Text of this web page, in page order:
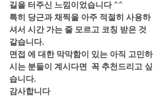
길을 터주신 느낌이었습니다 ^^
특히 당근과 채찍을 아주 적절히 사용하
셔서 시간 가는 줄 모르고 코칭 받은 것
같습니다.
면접 에 대한 막막함이 있는 아직 고민하
시는 분들이 계시다면  꼭 추천드리고 싶
습니다.
감사합니다